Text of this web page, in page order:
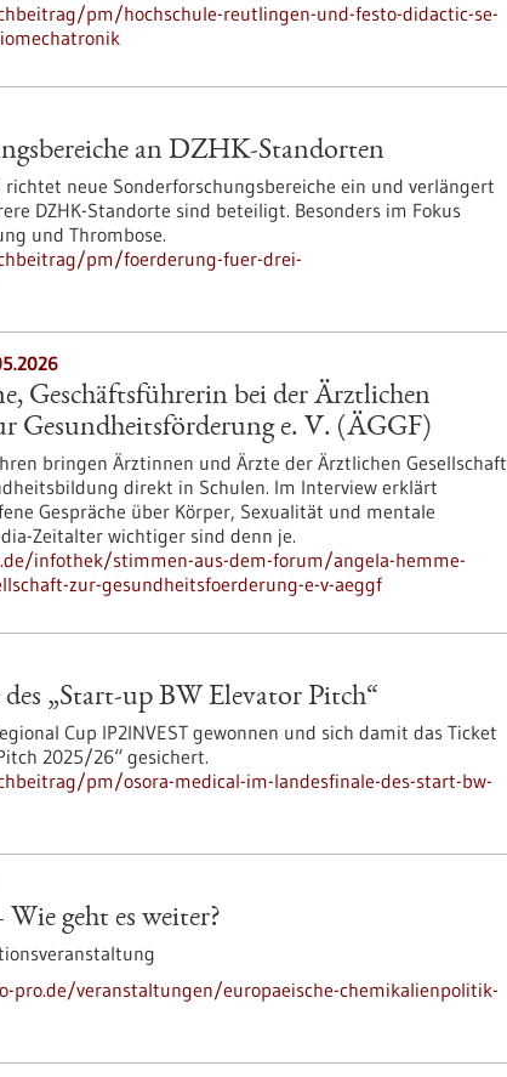
pm/hochschule-reutlingen-und-festo-didactic-se-
an DZHK-Standorten
richtet neue Sonderforschungsbereiche ein und verlängert
DZHK-Standorte sind beteiligt. Besonders im Fokus
und Thrombose.
pm/foerderung-fuer-drei-
Geschäftsführerin bei der Ärztlichen
Gesundheitsförderung e. V. (ÄGGF)
bringen Ärztinnen und Ärzte der Ärztlichen Gesellschaft
direkt in Schulen. Im Interview erklärt
Gespräche über Körper, Sexualität und mentale
Zeitalter wichtiger sind denn je.
infothek/stimmen-aus-dem-forum/angela-hemme-
zur-gesundheitsfoerderung-e-v-aeggf
„Start-up BW Elevator Pitch“
Cup IP2INVEST gewonnen und sich damit das Ticket
2025/26“ gesichert.
pm/osora-medical-im-landesfinale-des-start-bw-
geht es weiter?
veranstaltungen/europaeische-chemikalienpolitik-